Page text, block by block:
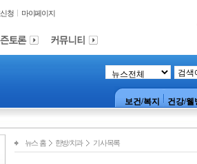
청 마이페이지
보건/복지 건강/웰
뉴스 홈 한방/치과 기사목록